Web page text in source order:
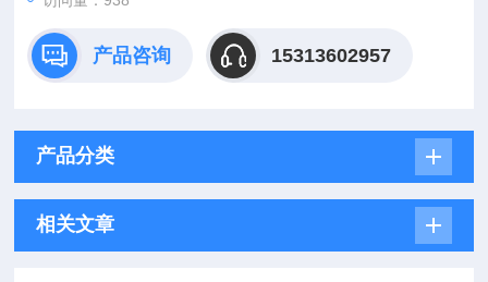
产品咨询 15313602957
产品分类
相关文章